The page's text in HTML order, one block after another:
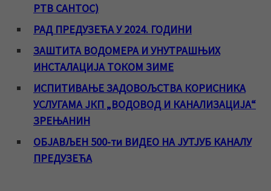
РТВ САНТОС)
РАД ПРЕДУЗЕЋА У 2024. ГОДИНИ
ЗАШТИТА ВОДОМЕРА И УНУТРАШЊИХ
ИНСТАЛАЦИЈА ТОКОМ ЗИМЕ
ИСПИТИВАЊЕ ЗАДОВОЉСТВА КОРИСНИКА
УСЛУГАМА ЈКП „ВОДОВОД И КАНАЛИЗАЦИЈА“
ЗРЕЊАНИН
ОБЈАВЉЕН 500-ти ВИДЕО НА ЈУТЈУБ КАНАЛУ
ПРЕДУЗЕЋА